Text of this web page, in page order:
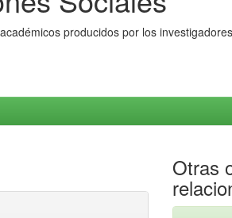
producidos por los
Otras